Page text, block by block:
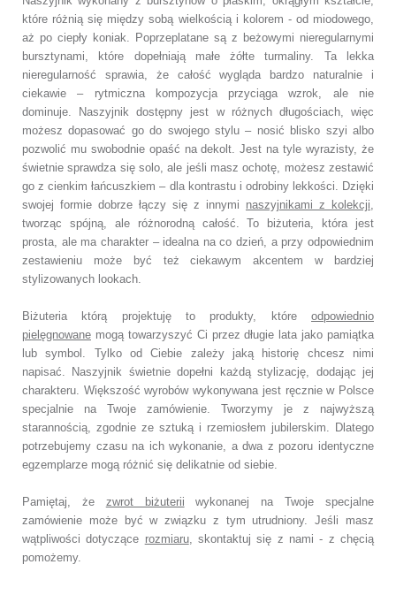
które różnią się między sobą wielkością i kolorem - od miodowego,
aż po ciepły koniak. Poprzeplatane są z beżowymi nieregularnymi
bursztynami, które dopełniająmałe żółte turmaliny. Ta lekka
nieregularność sprawia, że całość wygląda bardzo naturalnie i
ciekawie – rytmiczna kompozycja przyciąga wzrok, ale nie
dominuje. Naszyjnik dostępny jest w różnych długościach, więc
możesz dopasować go do swojego stylu – nosić blisko szyi albo
pozwolić mu swobodnie opaść na dekolt. Jest na tyle wyrazisty, że
świetnie sprawdza się solo, ale jeśli masz ochotę, możesz zestawić
go z cienkim łańcuszkiem – dla kontrastu i odrobiny lekkości. Dzięki
swojej formie dobrze łączy się z innymi naszyjnikami z kolekcji,
tworząc spójną, ale różnorodną całość. To biżuteria, która jest
prosta, ale ma charakter – idealna na co dzień, a przy odpowiednim
zestawieniu może być też ciekawym akcentem w bardziej
stylizowanych lookach.
Biżuteria którą projektuję to produkty, które odpowiednio
pielęgnowane mogą towarzyszyć Ci przez długie lata jako pamiątka
lub symbol. Tylko od Ciebie zależy jaką historię chcesz nimi
napisać. Naszyjnik świetnie dopełni każdą stylizację, dodając jej
charakteru. Większość wyrobów wykonywana jest ręcznie w Polsce
specjalnie na Twoje zamówienie. Tworzymy je z najwyższą
starannością, zgodnie ze sztuką i rzemiosłem jubilerskim. Dlatego
potrzebujemy czasu na ich wykonanie, a dwa z pozoru identyczne
egzemplarze mogą różnić się delikatnie od siebie.
Pamiętaj, że zwrot biżuterii wykonanej na Twoje specjalne
zamówienie może być w związku z tym utrudniony. Jeśli masz
wątpliwości dotyczące rozmiaru, skontaktuj się z nami - z chęcią
pomożemy.